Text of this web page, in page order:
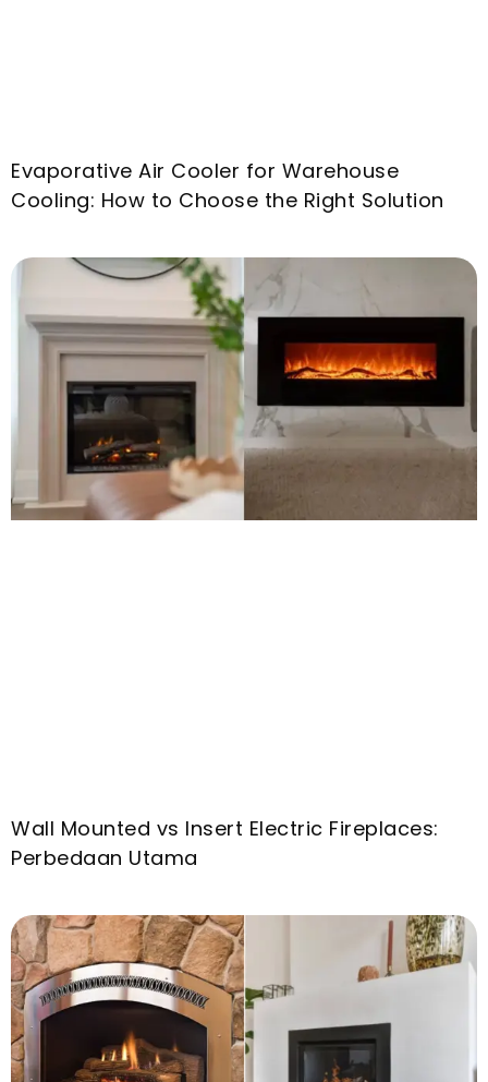
Evaporative Air Cooler for Warehouse
Cooling: How to Choose the Right Solution
Wall Mounted vs Insert Electric Fireplaces:
Perbedaan Utama